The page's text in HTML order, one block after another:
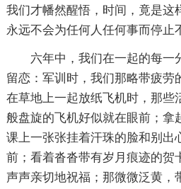
我们才幡然醒悟，时间，竟是这
永远不会为任何人任何事而停止
六年中，我们在一起的每一
留恋：军训时，我们那略带疲劳
在草地上一起放纸飞机时，那些
般盘旋的飞机好似就在眼前；拿
课上一张张挂着汗珠的脸和别出
前；看着沓沓带有岁月痕迹的贺
声声亲切地祝福；那微微泛黄，